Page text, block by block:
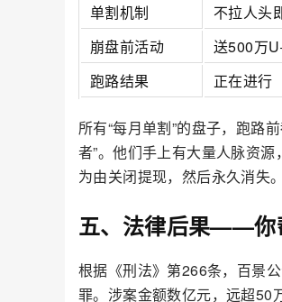
单割机制
不拉人头
崩盘前活动
送500万
跑路结果
正在进行
所有“每月单割”的盘子，跑路
者”。他们手上有大量人脉资
为由关闭提现，然后永久消失。
五、法律后果——你
根据《刑法》第266条，百景
罪。涉案金额数亿元，远超50